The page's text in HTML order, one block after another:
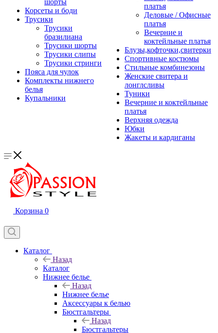
шорты
Корсеты и боди
Трусики
Трусики
бразилиана
Трусики шорты
Трусики слипы
Трусики стринги
Пояса для чулок
Комплекты нижнего
белья
Купальники
платья
Деловые / Офисные
платья
Вечерние и
коктейльные платья
Блузы,кофточки,свитерки
Спортивные костюмы
Стильные комбинезоны
Женские свитера и
лонглсливы
Туники
Вечерние и коктейльные
платья
Верхняя одежда
Юбки
Жакеты и кардиганы
Корзина 0
Каталог
Назад
Каталог
Нижнее белье
Назад
Нижнее белье
Аксессуары к белью
Бюстгальтеры
Назад
Бюстгальтеры